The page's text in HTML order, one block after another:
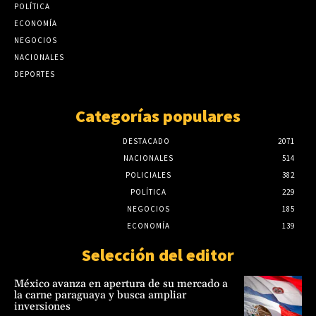
POLÍTICA
ECONOMÍA
NEGOCIOS
NACIONALES
DEPORTES
Categorías populares
DESTACADO
2071
NACIONALES
514
POLICIALES
382
POLÍTICA
229
NEGOCIOS
185
ECONOMÍA
139
Selección del editor
México avanza en apertura de su mercado a
la carne paraguaya y busca ampliar
inversiones